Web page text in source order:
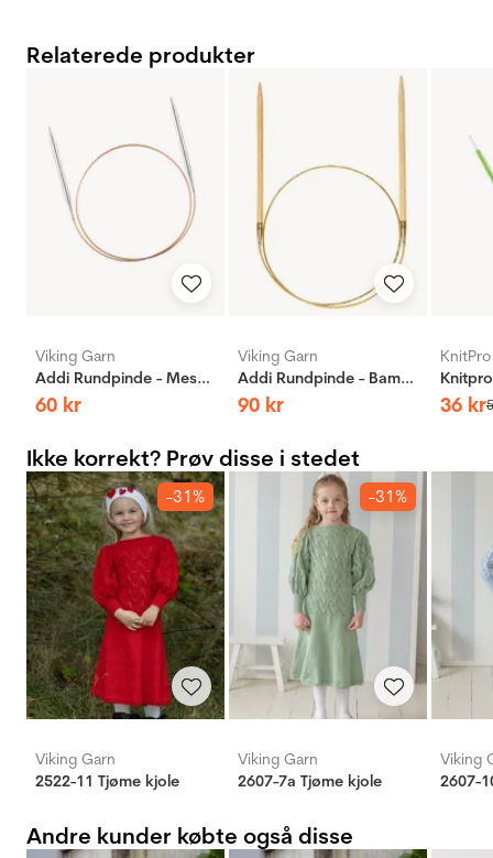
Relaterede produkter
Viking Garn
Addi Rundpinde - Messing
60 kr
Viking Garn
Addi Rundpinde - Bambus
90 kr
KnitPro
36 kr
Ikke korrekt? Prøv disse i stedet
-31%
Viking Garn
2522-11 Tjøme kjole
-31%
Viking Garn
2607-7a Tjøme kjole
Viking
2607-
Andre kunder købte også disse